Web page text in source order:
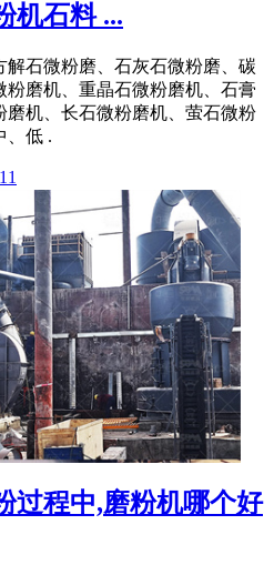
机石料 ...
解石微粉磨、石灰石微粉磨、碳
粉磨机、重晶石微粉磨机、石膏
磨机、长石微粉磨机、萤石微粉
、低 .
过程中,磨粉机哪个好